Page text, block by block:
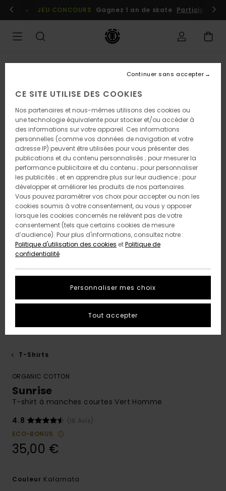
l'information
Se connecter / s'inscrire
JEU CONCOURS Gagnez 1 an de skate Participez
T-Shirts
ORGANIC COTTON
Sunrise
T-shirt à manches courtes Vert Homme
4.8
(16 Avis)
ECO-BONUS
35,00 €
Couleur Kalamata
CE SITE UTILISE DES COOKIES
Nos partenaires et nous-mêmes utilisons des cookies ou
une technologie équivalente pour stocker et/ou accéder à
des informations sur votre appareil. Ces informations
personnelles (comme vos données de navigation et votre
adresse IP) peuvent être utilisées pour vous présenter des
publications et du contenu personnalisés ; pour mesurer la
performance publicitaire et du contenu ; pour personnaliser
les publicités ; et en apprendre plus sur leur audience ; pour
développer et améliorer les produits de nos partenaires.
Vous pouvez paramétrer vos choix pour accepter ou non les
cookies soumis à votre consentement, ou vous y opposer
lorsque les cookies concernés ne relèvent pas de votre
consentement (tels que certains cookies de mesure
d’audience). Pour plus d'informations, consultez notre :
Politique d'utilisation des cookies etPolitique de
confidentialité
Personnaliser mes choix
Continuer sans accepter
Tout accepter